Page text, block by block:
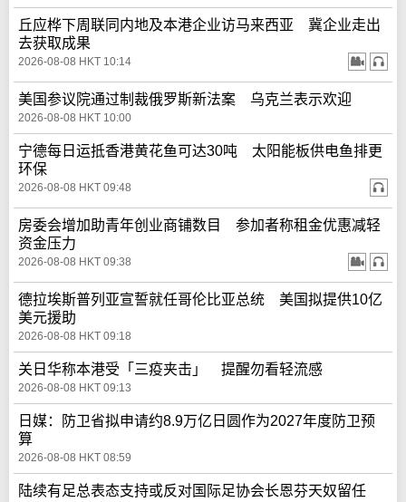
丘应桦下周联同内地及本港企业访马来西亚 冀企业走出
去获取成果
2026-08-08 HKT 10:14
美国参议院通过制裁俄罗斯新法案 乌克兰表示欢迎
2026-08-08 HKT 10:00
宁德每日运抵香港黄花鱼可达30吨 太阳能板供电鱼排更
环保
2026-08-08 HKT 09:48
房委会增加助青年创业商铺数目 参加者称租金优惠减轻
资金压力
2026-08-08 HKT 09:38
德拉埃斯普列亚宣誓就任哥伦比亚总统 美国拟提供10亿
美元援助
2026-08-08 HKT 09:18
关日华称本港受「三疫夹击」 提醒勿看轻流感
2026-08-08 HKT 09:13
日媒：防卫省拟申请约8.9万亿日圆作为2027年度防卫预
算
2026-08-08 HKT 08:59
陆续有足总表态支持或反对国际足协会长恩芬天奴留任